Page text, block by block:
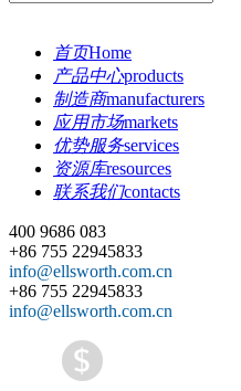
首页Home
产品中心products
制造商manufacturers
应用市场markets
优势服务services
资源库resources
联系我们contacts
400 9686 083
+86 755 22945833
info@ellsworth.com.cn
+86 755 22945833
info@ellsworth.com.cn